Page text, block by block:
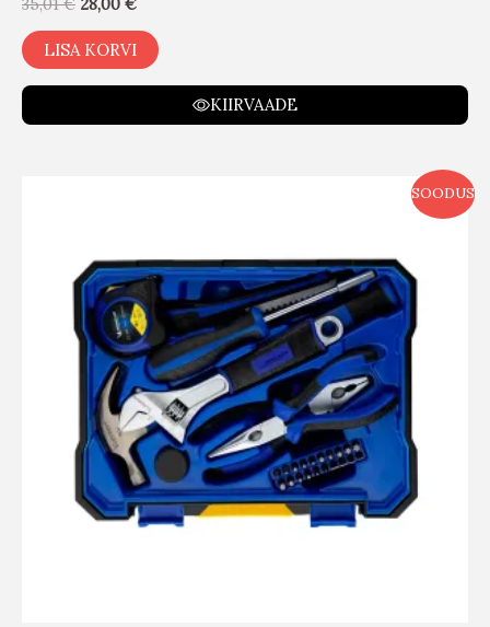
35,01€ 28,00 €
LISA KORVI
KIIRVAADE
SOODUS